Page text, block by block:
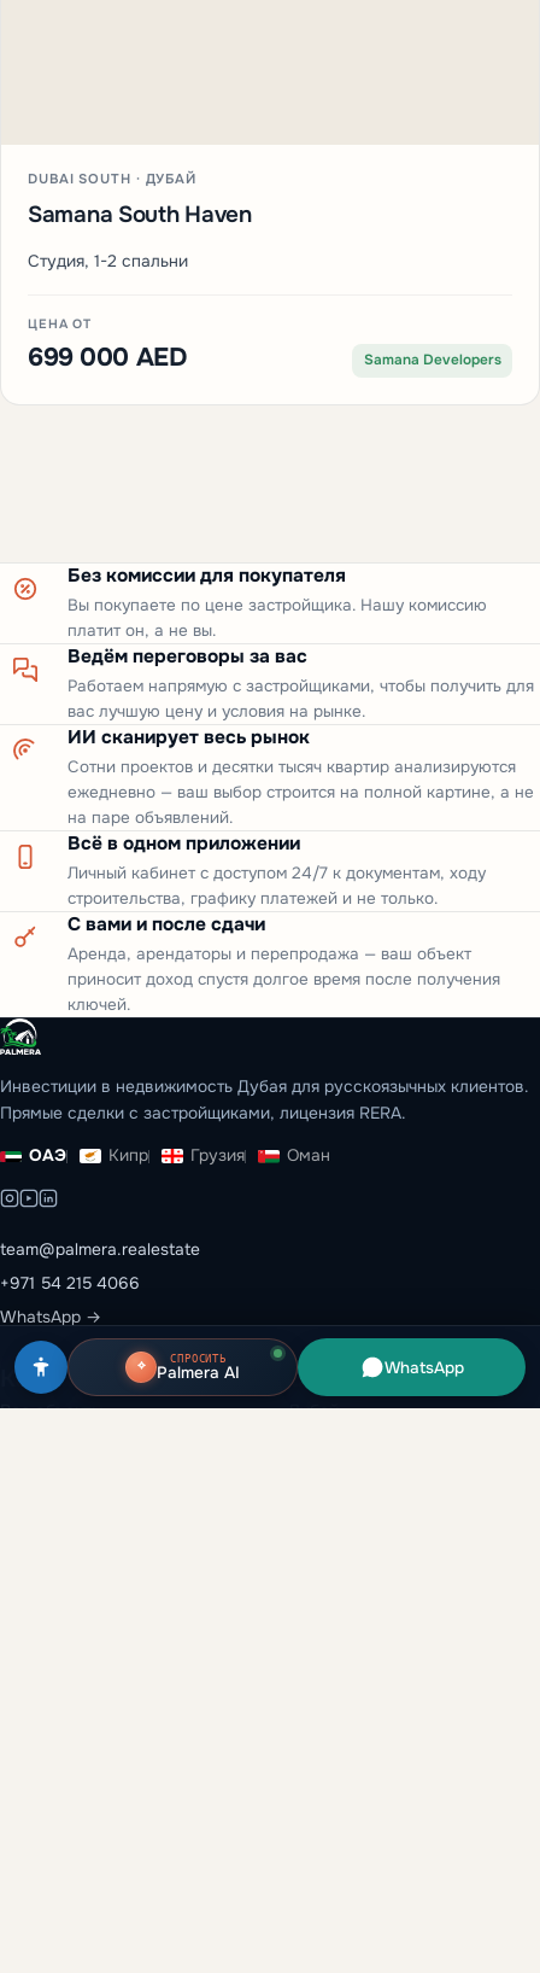
DUBAI SOUTH · ДУБАЙ
Samana South Haven
Студия, 1-2 спальни
ЦЕНА ОТ
699 000 AED Samana Developers
Без комиссии для покупателя
Вы покупаете по цене застройщика. Нашу комиссию
платит он, а не вы.
Ведём переговоры за вас
Работаем напрямую с застройщиками, чтобы получить для
вас лучшую цену и условия на рынке.
ИИ сканирует весь рынок
Сотни проектов и десятки тысяч квартир анализируются
ежедневно — ваш выбор строится на полной картине, а не
на паре объявлений.
Всё в одном приложении
Личный кабинет с доступом 24/7 к документам, ходу
строительства, графику платежей и не только.
С вами и после сдачи
Аренда, арендаторы и перепродажа — ваш объект
приносит доход спустя долгое время после получения
ключей.
Инвестиции в недвижимость Дубая для русскоязычных клиентов.
Прямые сделки с застройщиками, лицензия RERA.
ОАЭ Кипр Грузия Оман
team@palmera.realestate
+971 54 215 4066
WhatsApp →
Каталог
Все объекты
Эмираты
Дубай
СПРОСИТЬ
Palmera AI WhatsApp